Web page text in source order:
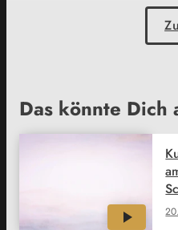
Das könnte Dich